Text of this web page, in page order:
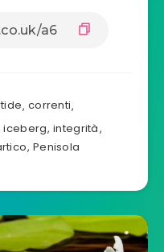
, correnti,
iceberg,integrità,
, Penisola